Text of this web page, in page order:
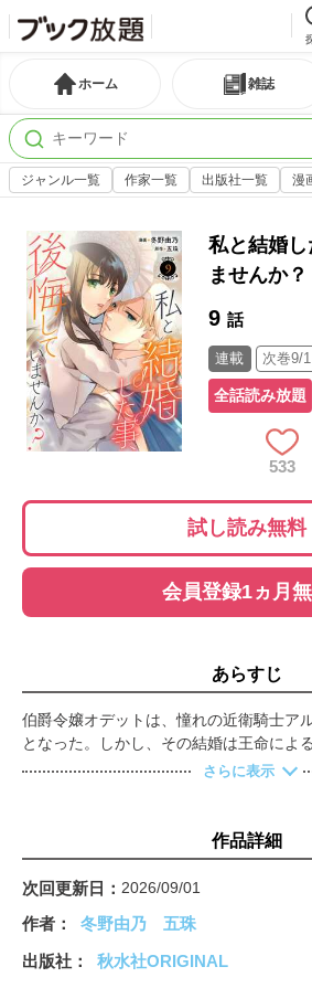
ホーム 雑誌
ジャンル一覧 作家一覧 出版社一覧 漫
私と結婚
ませんか？
9話
連載 次巻9/1
全話読み放題
533
試し読み無料
会員登録1ヵ月
あらすじ
伯爵令嬢オデットは、憧れの近衛騎士ア
となった。しかし、その結婚は王命によ
ものではなかった――。ある雨の日、賊
ある噂を聞いてしまう。実はアルフォン
いうのだ。彼のことは諦めつつも、ひそ
の元に、数年後、縁談が舞い込む。その
そう知りながらもオデットは憧れのアル
する。それは悲しい恋の始まりだった――
説をコミカライズ！
さらに表示
作品詳細
次回更新日 2026/09/01
作者 冬野由乃
五珠
出版社
秋水社ORIGINAL